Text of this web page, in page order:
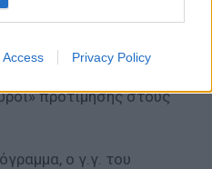
Access Privacy Policy
της καταμέτρησης
πιο γρήγορα σε σχέση
προτίμησης στους
ο γ.γ. του